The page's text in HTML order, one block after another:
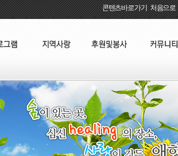
콘텐츠바로가기:처음으로